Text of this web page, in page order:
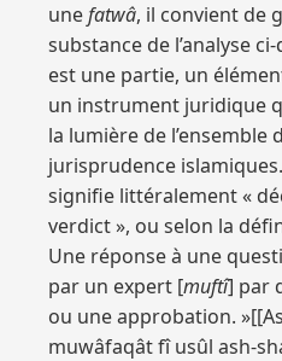
unefatwâ, il convient de
substance de l’analyse
est une partie, un
un instrument juridique
la lumière de l’ensemble
jurisprudence islamiques.
signifie littéralement «
verdict », ou selon la
Une réponse à une
par un expert [muftî] par
ou une approbation.
muwâfaqât fî usûl ash-